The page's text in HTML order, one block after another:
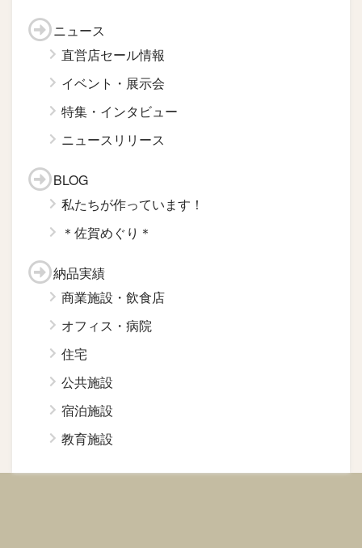
ニュース
直営店セール情報
イベント・展示会
特集・インタビュー
ニュースリリース
BLOG
私たちが作っています！
＊佐賀めぐり＊
納品実績
商業施設・飲食店
オフィス・病院
住宅
公共施設
宿泊施設
教育施設